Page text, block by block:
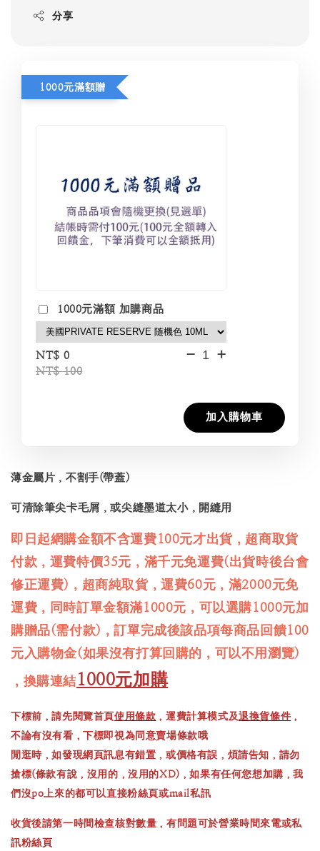
分享
1000元滿額贈
1000元滿額 加購商品
NT$ 0
NT$ 100
- +
加入購物車
薄金屬片，不割手(帶蓋)
可清除筆尖卡毛屑，或尖縫墨道太小，開縫用
即日起網購金額不含運費100元才出貨，超商取貨
付款，運費特價35元，滿千元免運費(出貨時後台會
修正運費)，超商純取貨，運費60元，滿2000元免
運費，同時訂單金額滿1000元，可以選購1000元加
購贈品(需付款)，訂單完成後該品項每商品回饋100
元入購物金(如果沒有打算回購的，可以不用瀏覽)
，換購連結1000元加購
下標前，請先閱覽首頁使用條款 ，運費計算模式及退換貨條件 ，
不論有沒有看，下標即視為同意賣場條款哦
閒逛時，如發現網頁訊息有錯置，或價格有誤，煩請告知，請勿
搶標(條款有說，沒用的，沒用的XD)，如果有任何您想加購，我
們沒po上來的都可以直接粉絲頁或mail私訊
收貨後請第一時間檢查核對數量，有問題可於營業時間來電或私
訊粉絲頁